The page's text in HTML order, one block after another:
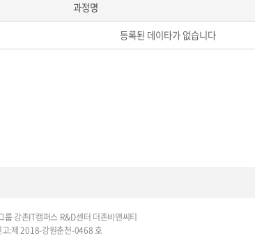
과정명
등록된 데이타가 없습니다
강촌IT캠퍼스 R&D센터 더존비앤씨티
:제 2018-강원춘천-0468 호